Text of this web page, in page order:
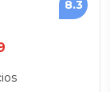
8.3